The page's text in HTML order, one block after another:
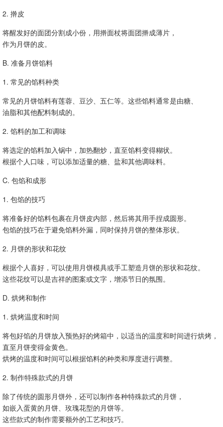
2. 擀皮
将醒发好的面团分割成小份，用擀面杖将面团擀成薄片，
作为月饼的皮。
B. 准备月饼馅料
1. 常见的馅料种类
常见的月饼馅料有莲蓉、豆沙、五仁等。这些馅料通常是由糖、
油脂和其他配料制成的。
2. 馅料的加工和调味
将选定的馅料加入锅中，加热翻炒，直至馅料变得糊状。
根据个人口味，可以添加适量的糖、盐和其他调味料。
C. 包馅和成形
1. 包馅的技巧
将准备好的馅料包裹在月饼皮内部，然后将其用手捏成圆形。
包馅的技巧在于避免馅料外漏，同时保持月饼的整体形状。
2. 月饼的形状和花纹
根据个人喜好，可以使用月饼模具或手工塑造月饼的形状和花纹。
这些花纹可以是吉祥的图案或文字，增添节日的氛围。
D. 烘烤和制作
1. 烘烤温度和时间
将包好馅的月饼放入预热好的烤箱中，以适当的温度和时间进行烘烤，
直至月饼变得金黄色。
烘烤的温度和时间可以根据馅料的种类和厚度进行调整。
2. 制作特殊款式的月饼
除了传统的圆形月饼外，还可以制作各种特殊款式的月饼，
如嵌入蛋黄的月饼、玫瑰花型的月饼等。
这些款式的制作需要额外的工艺和技巧。